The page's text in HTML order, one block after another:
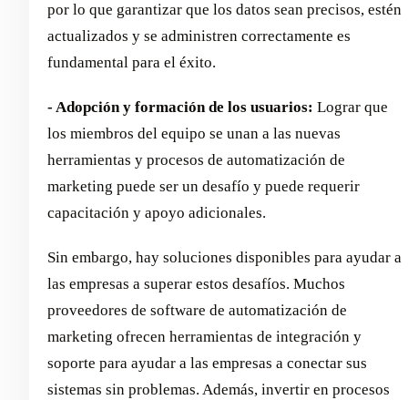
por lo que garantizar que los datos sean precisos, estén
actualizados y se administren correctamente es
fundamental para el éxito.
- Adopción y formación de los usuarios: Lograr que
los miembros del equipo se unan a las nuevas
herramientas y procesos de automatización de
marketing puede ser un desafío y puede requerir
capacitación y apoyo adicionales.
Sin embargo, hay soluciones disponibles para ayudar a
las empresas a superar estos desafíos. Muchos
proveedores de software de automatización de
marketing ofrecen herramientas de integración y
soporte para ayudar a las empresas a conectar sus
sistemas sin problemas. Además, invertir en procesos